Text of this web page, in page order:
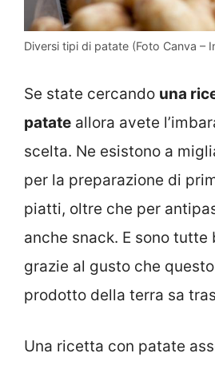
Diversi tipi di patate (Foto Canva –
Se state cercando una
patate allora avete
scelta. Ne esistono a
per la preparazione di
piatti, oltre che per
anche snack. E sono tutte
grazie al gusto che
prodotto della terra sa
Una ricetta con patate